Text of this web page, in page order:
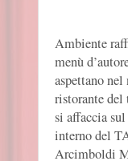
Ambiente
menù
aspettano nel
ristorante del
si affaccia
interno del
Arcimboldi